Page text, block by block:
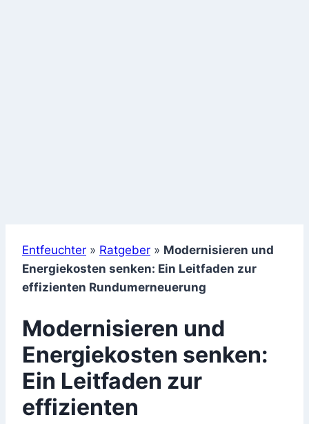
Entfeuchter » Ratgeber » Modernisieren und
Energiekosten senken: Ein Leitfaden zur
effizienten Rundumerneuerung
Modernisieren und
Energiekosten senken:
Ein Leitfaden zur
effizienten